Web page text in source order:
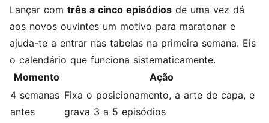
Lançar com três a cinco episódios de uma vez dá
aos novos ouvintes um motivo para maratonar e
ajuda-te a entrar nas tabelas na primeira semana. Eis
o calendário que funciona sistematicamente.
Momento
Ação
4 semanas
antes
Fixa o posicionamento, a arte de capa, e
grava 3 a 5 episódios